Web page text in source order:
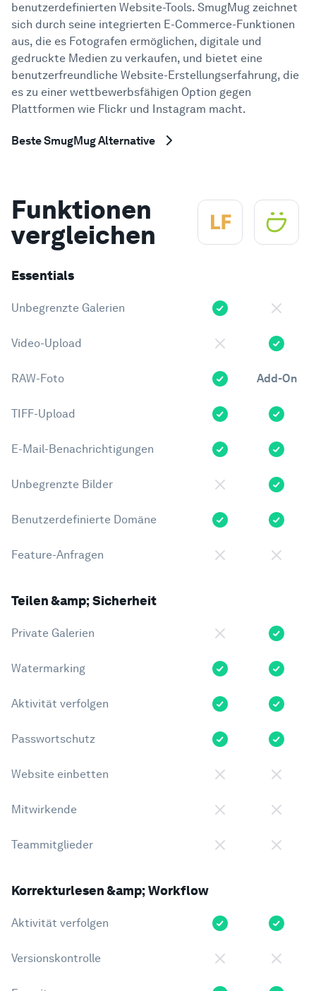
benutzerdefinierten Website-Tools. SmugMug zeichnet
sich durch seine integrierten E-Commerce-Funktionen
aus, die es Fotografen ermöglichen, digitale und
gedruckte Medien zu verkaufen, und bietet eine
benutzerfreundliche Website-Erstellungserfahrung, die
es zu einer wettbewerbsfähigen Option gegen
Plattformen wie Flickr und Instagram macht.
Beste SmugMug Alternative
Funktionen
vergleichen
Essentials
Unbegrenzte Galerien
Video-Upload
RAW-Foto Add-On
TIFF-Upload
E-Mail-Benachrichtigungen
Unbegrenzte Bilder
Benutzerdefinierte Domäne
Feature-Anfragen
Teilen &amp; Sicherheit
Private Galerien
Watermarking
Aktivität verfolgen
Passwortschutz
Website einbetten
Mitwirkende
Teammitglieder
Korrekturlesen &amp; Workflow
Aktivität verfolgen
Versionskontrolle